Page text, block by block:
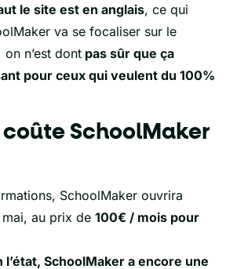
le site est en anglais, ce qui
va se focaliser sur le
n’est dont pas sûr que ça
pour ceux qui veulent du 100%
SchoolMaker
SchoolMaker ouvrira
au prix de 100€ / mois pour
l’état, SchoolMaker a encore une